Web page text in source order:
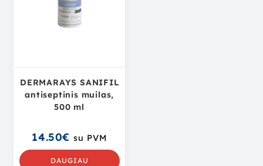
DERMARAYS SANIFIL
antiseptinis muilas,
500 ml
14.50€ su PVM
DAUGIAU